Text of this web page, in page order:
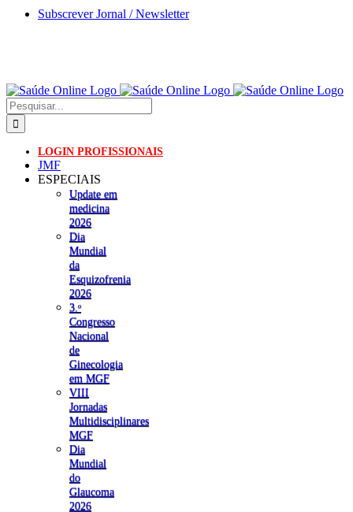
Skip
Subscrever Jornal / Newsletter
Pesquisar
LOGIN PROFISSIONAIS
JMF
ESPECIAIS
Update em
medicina
2026
Dia
Mundial
da
Esquizofrenia
2026
3.ᵒ
Congresso
Nacional
de
Ginecologia
em MGF
VIII
Jornadas
Multidisciplinares
MGF
Dia
Mundial
do
Glaucoma
2026